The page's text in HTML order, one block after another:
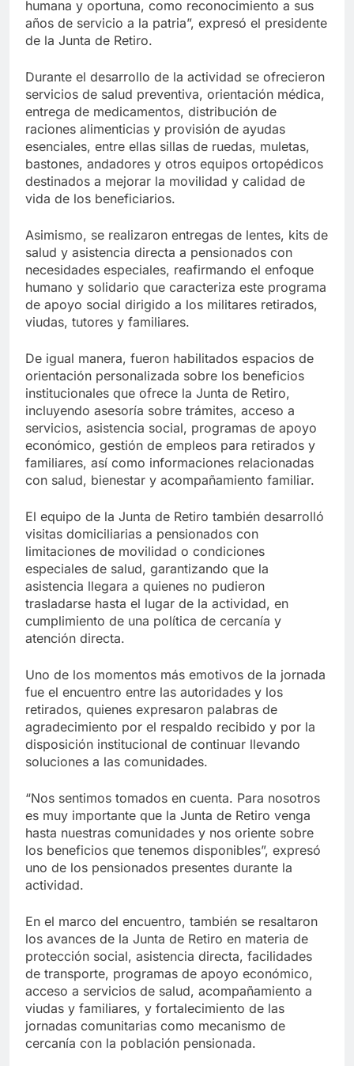
humana y oportuna, como reconocimiento a sus
años de servicio a la patria”, expresó el presidente
de la Junta de Retiro.
Durante el desarrollo de la actividad se ofrecieron
servicios de salud preventiva, orientación médica,
entrega de medicamentos, distribución de
raciones alimenticias y provisión de ayudas
esenciales, entre ellas sillas de ruedas, muletas,
bastones, andadores y otros equipos ortopédicos
destinados a mejorar la movilidad y calidad de
vida de los beneficiarios.
Asimismo, se realizaron entregas de lentes, kits de
salud y asistencia directa a pensionados con
necesidades especiales, reafirmando el enfoque
humano y solidario que caracteriza este programa
de apoyo social dirigido a los militares retirados,
viudas, tutores y familiares.
De igual manera, fueron habilitados espacios de
orientación personalizada sobre los beneficios
institucionales que ofrece la Junta de Retiro,
incluyendo asesoría sobre trámites, acceso a
servicios, asistencia social, programas de apoyo
económico, gestión de empleos para retirados y
familiares, así como informaciones relacionadas
con salud, bienestar y acompañamiento familiar.
El equipo de la Junta de Retiro también desarrolló
visitas domiciliarias a pensionados con
limitaciones de movilidad o condiciones
especiales de salud, garantizando que la
asistencia llegara a quienes no pudieron
trasladarse hasta el lugar de la actividad, en
cumplimiento de una política de cercanía y
atención directa.
Uno de los momentos más emotivos de la jornada
fue el encuentro entre las autoridades y los
retirados, quienes expresaron palabras de
agradecimiento por el respaldo recibido y por la
disposición institucional de continuar llevando
soluciones a las comunidades.
“Nos sentimos tomados en cuenta. Para nosotros
es muy importante que la Junta de Retiro venga
hasta nuestras comunidades y nos oriente sobre
los beneficios que tenemos disponibles”, expresó
uno de los pensionados presentes durante la
actividad.
En el marco del encuentro, también se resaltaron
los avances de la Junta de Retiro en materia de
protección social, asistencia directa, facilidades
de transporte, programas de apoyo económico,
acceso a servicios de salud, acompañamiento a
viudas y familiares, y fortalecimiento de las
jornadas comunitarias como mecanismo de
cercanía con la población pensionada.